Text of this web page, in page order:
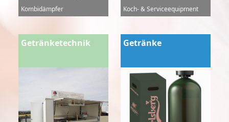
Kombidämpfer
Koch- & Serviceequipment
Getränketechnik Getränke